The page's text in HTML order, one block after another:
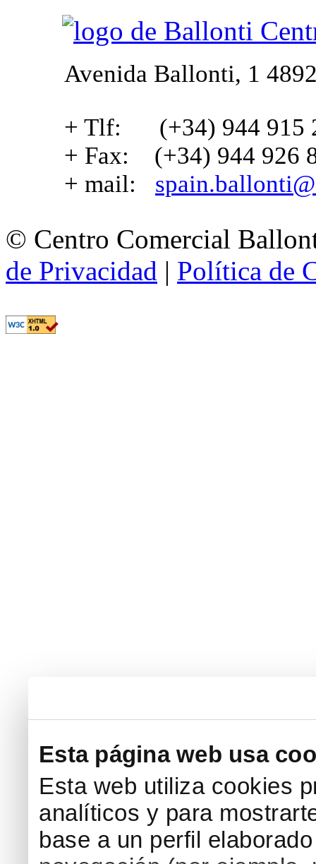
Esta página web usa
Esta web utiliza cookies
analíticos y para
base a un perfil
Avenida Ballonti, 1
+ Tlf: (+34) 944 915
+ Fax: (+34) 944 926
+ mail:
© Centro Comercial
de Privacidad | Política de